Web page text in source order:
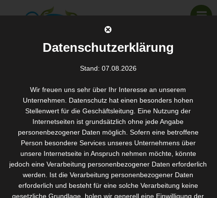
Cellulitebehandlung
SANTOS WELLNESS & KOSMETIK> LEISTUNGEN IN DER ÜBERSICHT >
SILK’N SILHOUETTE-
CELLULITEBEHANDLUNG
Warum Silk’n Silhouette?
Revolutionäre HT™-Technologie
Festigt die tieferen Hautschichten
Datenschutzerklärung
Stand: 07.08.2026
Wir freuen uns sehr über Ihr Interesse an unserem
Unternehmen. Datenschutz hat einen besonders hohen
Stellenwert für die Geschäftsleitung. Eine Nutzung der
Internetseiten ist grundsätzlich ohne jede Angabe
personenbezogener Daten möglich. Sofern eine betroffene
Person besondere Services unseres Unternehmens über
unsere Internetseite in Anspruch nehmen möchte, könnte
jedoch eine Verarbeitung personenbezogener Daten erforderlich
werden. Ist die Verarbeitung personenbezogener Daten
erforderlich und besteht für eine solche Verarbeitung keine
gesetzliche Grundlage, holen wir generell eine Einwilligung der